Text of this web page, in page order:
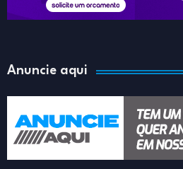
Anuncie aqui